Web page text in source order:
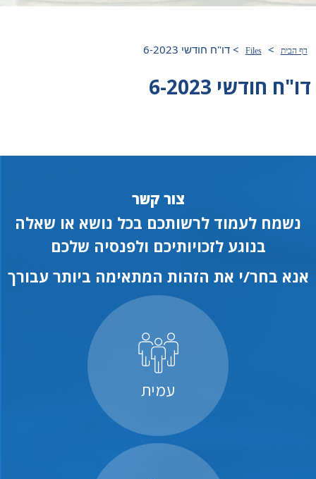
דף הבית >
Files
>דו"ח חודשי 6-2023
דו"ח חודשי 6-2023
צור קשר
נשמח לעמוד לרשותכם בכל נושא או שאלה
בנוגע לזכויותיכם ולפנסיה שלכם
אנא בחר/י את הזהות המתאימה ביותר עבורך
עמית